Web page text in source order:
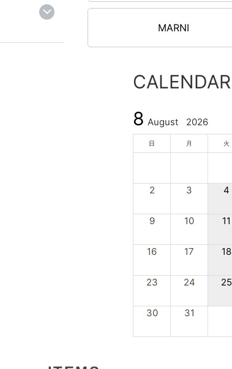
MARNI
CALENDAR
8 August 2026
日 月 火
2 3 4
9 10 11
16 17 18
23 24 25
30 31